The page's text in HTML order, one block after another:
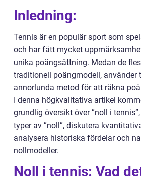
Inledning:
Tennis är en populär sport som
och har fått mycket
unika poängsättning. Medan de
traditionell poängmodell, använder
annorlunda metod för att räkna
I denna högkvalitativa artikel
grundlig översikt över ”noll i
typer av ”noll”, diskutera
analysera historiska fördelar och
nollmodeller.
Noll i tennis: Vad